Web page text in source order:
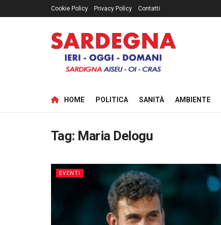
Cookie Policy Privacy Policy Contatti
HOME POLITICA SANITÀ AMBIENTE
Tag: Maria Delogu
EVENTI